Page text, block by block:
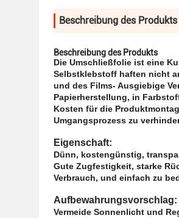
Beschreibung des Produkts
Beschreibung des Produkts
Die Umschließfolie ist eine
Selbstklebstoff haften nicht
und des Films- Ausgiebige
Papierherstellung, in
Kosten für die
Umgangsprozess zu
Eigenschaft:
Dünn, kostengünstig,
Gute Zugfestigkeit, starke
Verbrauch, und einfach zu
Aufbewahrungsvorschlag:
Vermeide Sonnenlicht und